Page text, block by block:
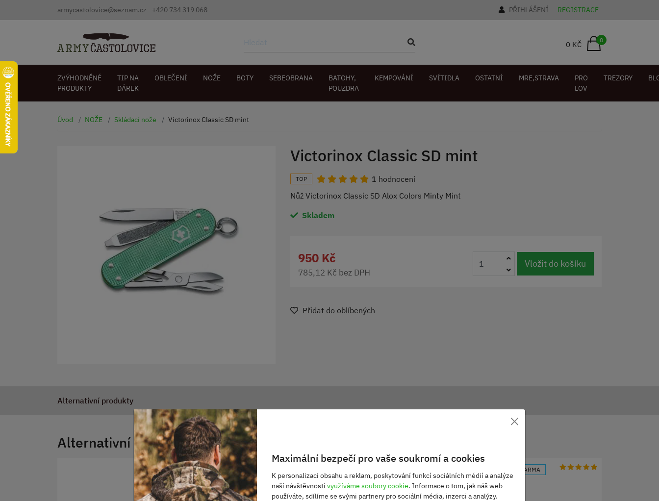
armycastolovice@seznam.cz +420 734 319 068 PŘIHLÁŠENÍ REGISTRACE
0 KČ 0
ZVÝHODNĚNÉ
PRODUKTY
TIP NA
DÁREK
OBLEČENÍ NOŽE BOTY SEBEOBRANA
BATOHY,
POUZDRA
KEMPOVÁNÍ SVÍTIDLA OSTATNÍ MRE,STRAVA
PRO
LOV
TREZORY
Úvod NOŽE Skládací nože Victorinox Classic SD mint
Victorinox Classic SD mint
TOP
1 hodnocení
Nůž Victorinox Classic SD Alox Colors Minty Mint
Skladem
950 Kč
785,12 Kč bez DPH
Vložit do košíku
Přidat do oblíbených
Alternativní produkty
Alternativní produkty
DOPRAVA ZDARMA
×
Maximální bezpečí pro vaše soukromí a cookies
K personalizaci obsahu a reklam, poskytování funkcí sociálních médií a analýze
naší návštěvnosti využíváme soubory cookie. Informace o tom, jak náš web
používáte, sdílíme se svými partnery pro sociální média, inzerci a analýzy.